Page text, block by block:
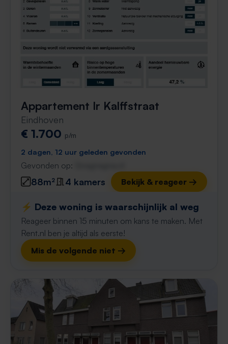
Appartement Ir Kalffstraat
Eindhoven
€ 1.700 p/m
2 dagen, 12 uur geleden gevonden
Gevonden op:
88m² 4 kamers Bekijk & reageer →
⚡️ Deze woning is waarschijnlijk al weg
Reageer binnen 15 minuten om kans te maken. Met
Rent.nl ben je altijd als eerste!
Mis de volgende niet →